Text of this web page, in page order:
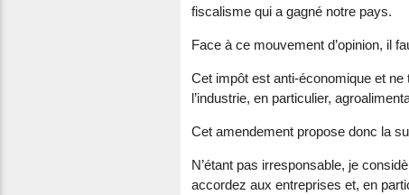
fiscalisme qui a gagné notre pays.
Face à ce mouvement d’opinion, il
Cet impôt est anti-économique et
l’industrie, en particulier,
Cet amendement propose donc la
N’étant pas irresponsable, je
accordez aux entreprises et, en